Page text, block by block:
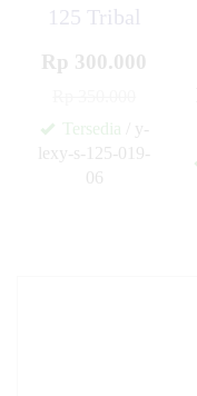
125 Tribal
Rp 300.000
Tersedia / y-
lexy-s-125-019-
06